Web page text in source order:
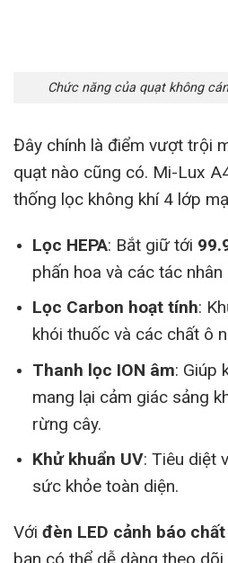
Chức năng của quạt không
Đây chính là điểm vượt trội
quạt nào cũng có. Mi-Lux
thống lọc không khí 4 lớp
Lọc HEPA: Bắt giữ tới
phấn hoa và các tác
Lọc Carbon hoạt tính:
khói thuốc và các chất ô
Thanh lọc ION âm: Giúp
mang lại cảm giác sảng
rừng cây.
Khử khuẩn UV: Tiêu diệt
sức khỏe toàn diện.
Với đèn LED cảnh báo